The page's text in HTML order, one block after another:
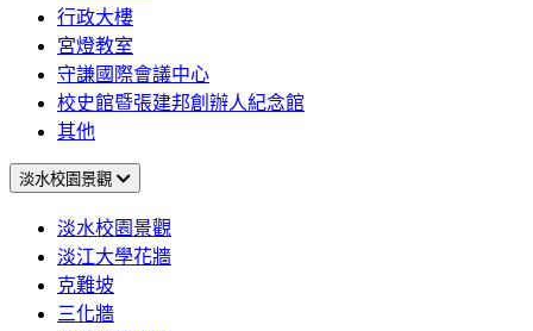
行政大樓
宮燈教室
守謙國際會議中心
校史館暨張建邦創辦人紀念館
其他
淡水校園景觀
淡水校園景觀
淡江大學花牆
克難坡
三化牆